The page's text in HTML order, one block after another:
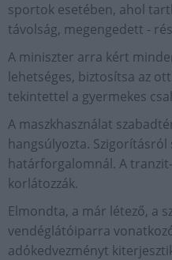
sportok esetében, ahol
távolság, megengedett -
A miniszter arra kért
lehetséges, biztosítsa az
tekintettel a gyermekes
A maszkhasználat
hangsúlyozta. Szigorításról
határforgalomnál. A
korlátozzák.
Elmondta, a már létező, a
vendéglátóiparra
adókedvezményt